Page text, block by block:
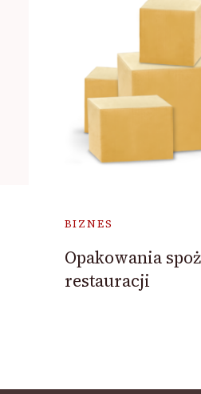
BIZNES
Opakowania
restauracji